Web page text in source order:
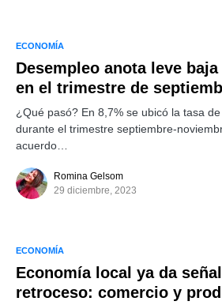
ECONOMÍA
Desempleo anota leve
en el trimestre de
¿Qué pasó? En 8,7% se ubicó la tasa
durante el trimestre septiembre-
acuerdo…
Romina Gelsom
29 diciembre, 2023
ECONOMÍA
Economía local ya da
retroceso: comercio y